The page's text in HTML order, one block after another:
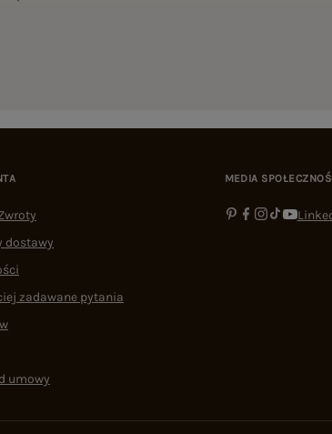
dostawy
zadawane pytania
umowy
MEDIA